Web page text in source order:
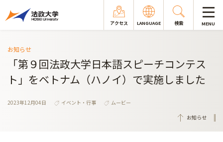
アクセス LANGUAGE 検索 MENU
お知らせ
「第９回法政大学日本語スピーチコンテス
ト」をベトナム（ハノイ）で実施しました
2023年12月04日 イベント・行事
ムービー
お知らせ